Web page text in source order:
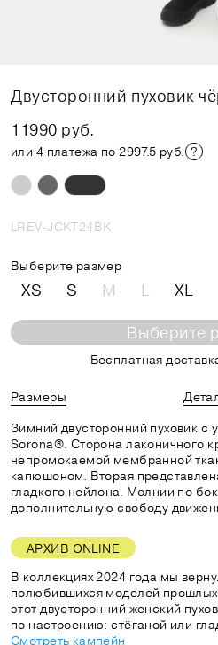
Двусторонний пуховик
11990 руб.
или 4 платежа по 2997.5 руб.
LREV-JCKT24BK
Выберите размер
XS S M L XL
Выберите
Бесплатная
Размеры
Зимний двусторонний пуховик с
Sorona®. Сторона лаконичного
непромокаемой мембранной
капюшоном. Вторая
гладкого нейлона. Молнии по
дополнительную свободу
АРХИВ ONLINE
В коллекциях 2024 года мы
полюбившихся моделей прошлых
этот двусторонний женский
по настроению: стёганой или
Смотреть кампейн